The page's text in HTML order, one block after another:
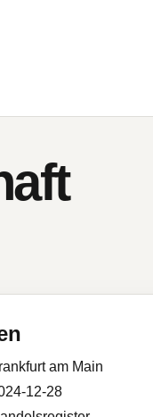
am Main
12-28